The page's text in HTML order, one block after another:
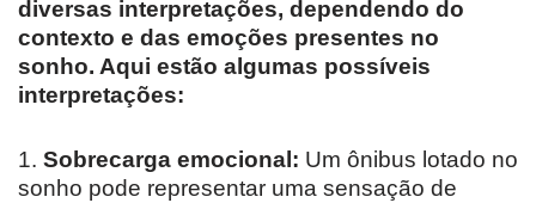
diversas interpretações, dependendo do
contexto e das emoções presentes no
sonho. Aqui estão algumas possíveis
interpretações:
1. Sobrecarga emocional: Um ônibus lotado no
sonho pode representar uma sensação de